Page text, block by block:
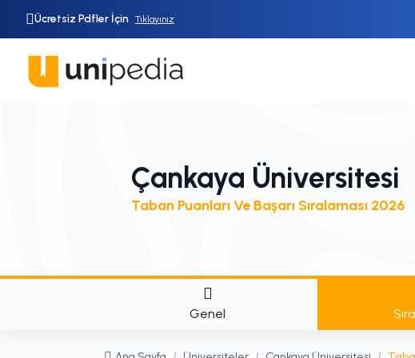
Ücretsiz Pdfler İçin Tıklayınız
Çankaya Üniversitesi
Taban Puanları Ve Başarı Sıralaması 2026
Genel